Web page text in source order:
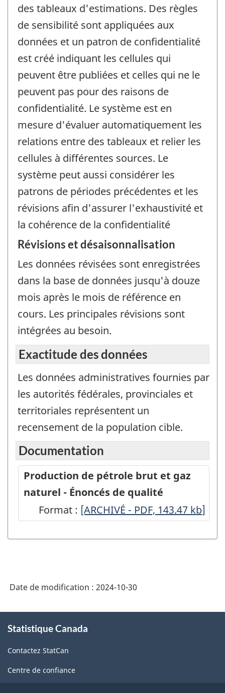
des tableaux d'estimations. Des règles
de sensibilité sont appliquées aux
données et un patron de confidentialité
est créé indiquant les cellules qui
peuvent être publiées et celles qui ne le
peuvent pas pour des raisons de
confidentialité. Le système est en
mesure d'évaluer automatiquement les
relations entre des tableaux et relier les
cellules à différentes sources. Le
système peut aussi considérer les
patrons de périodes précédentes et les
révisions afin d'assurer l'exhaustivité et
la cohérence de la confidentialité
Révisions et désaisonnalisation
Les données révisées sont enregistrées
dans la base de données jusqu'à douze
mois après le mois de référence en
cours. Les principales révisions sont
intégrées au besoin.
Exactitude des données
Les données administratives fournies par
les autorités fédérales, provinciales et
territoriales représentent un
recensement de la population cible.
Documentation
Production de pétrole brut et gaz
naturel - Énoncés de qualité
Format : Production
pétrole
gaz
naturel
-
[ARCHIVÉ - PDF, 143.47 kb]
Date de modification : 2024-10-30
propos
ce
site
Statistique Canada
Contactez StatCan
Centre de confiance